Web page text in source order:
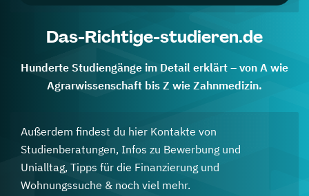
Das-Richtige-studieren.de
Hunderte Studiengänge im Detail erklärt – von A wie
Agrarwissenschaft bis Z wie Zahnmedizin.
Außerdem findest du hier Kontakte von
Studienberatungen, Infos zu Bewerbung und
Unialltag, Tipps für die Finanzierung und
Wohnungssuche & noch viel mehr.